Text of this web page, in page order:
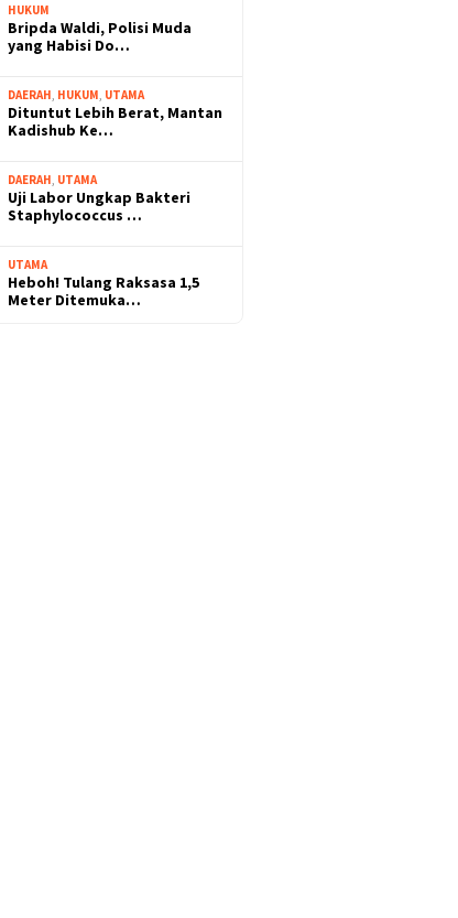
HUKUM
Bripda Waldi, Polisi Muda
yang Habisi Do…
DAERAH HUKUM UTAMA
Dituntut Lebih Berat, Mantan
Kadishub Ke…
DAERAH UTAMA
Uji Labor Ungkap Bakteri
Staphylococcus …
UTAMA
Heboh! Tulang Raksasa 1,5
Meter Ditemuka…